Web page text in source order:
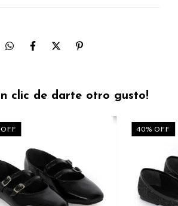
clic de darte otro gusto!
OFF 40%OFF